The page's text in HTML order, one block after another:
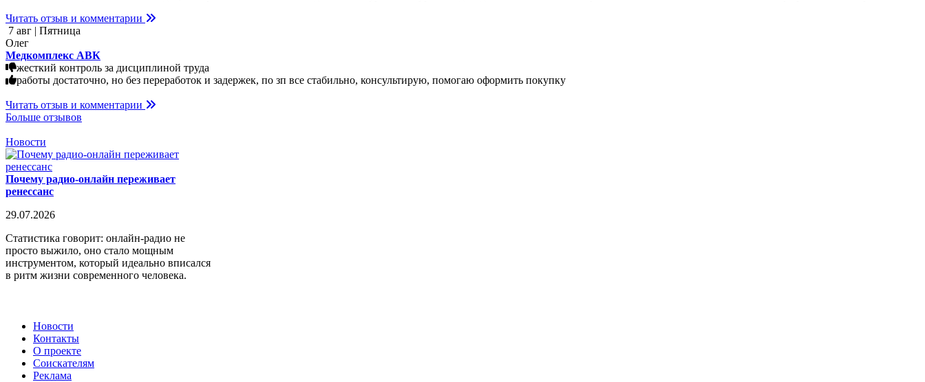
Читать отзыв и комментарии
7 авг | Пятница
Олег
Медкомплекс АВК
жесткий контроль за дисциплиной труда
работы достаточно, но без переработок и задержек, по зп все стабильно, консультирую, помогаю оформить покупку
Читать отзыв и комментарии
Больше отзывов
Новости
Почему радио-онлайн переживает
ренессанс
29.07.2026
Статистика говорит: онлайн-радио не
просто выжило, оно стало мощным
инструментом, который идеально вписался
в ритм жизни современного человека.
Новости
Контакты
О проекте
Соискателям
Реклама